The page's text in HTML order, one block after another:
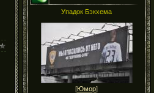
Упадок Бэкхема
[Юмор]